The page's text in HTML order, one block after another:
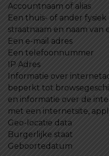
Accountnaam of alias
Een thuis- of ander fysiek
straatnaam en naam van
Een e-mail adres
Een telefoonnummer
IP Adres
Informatie over
beperkt tot
en informatie over de
met een internetsite,
Geo-locatie data
Burgerlijke staat
Geboortedatum